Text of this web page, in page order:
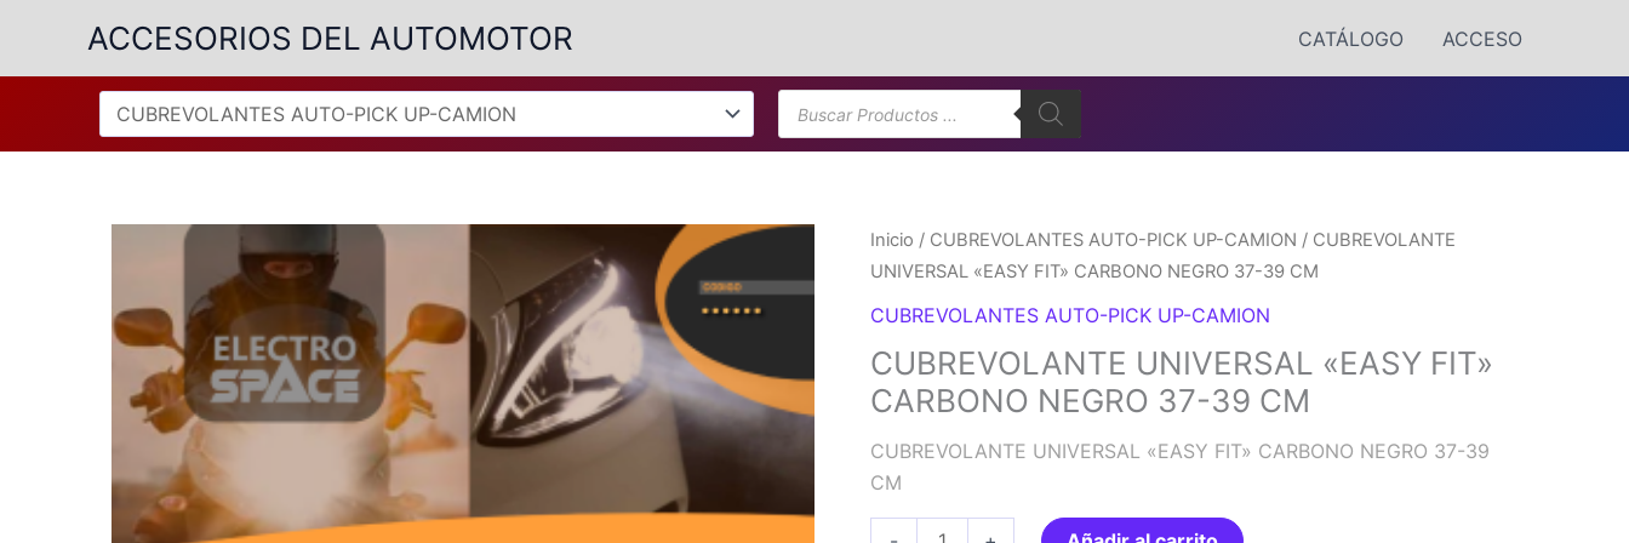
contenido
ACCESORIOS DEL AUTOMOTOR CATÁLOGO ACCESO
Búsqueda
de
productos
Inicio / CUBREVOLANTES AUTO-PICK UP-CAMION / CUBREVOLANTE
UNIVERSAL «EASY FIT» CARBONO NEGRO 37-39 CM
CUBREVOLANTES AUTO-PICK UP-CAMION
CUBREVOLANTE UNIVERSAL «EASY FIT»
CARBONO NEGRO 37-39 CM
CUBREVOLANTE UNIVERSAL «EASY FIT» CARBONO NEGRO 37-39
CM
CUBREVOLANTE